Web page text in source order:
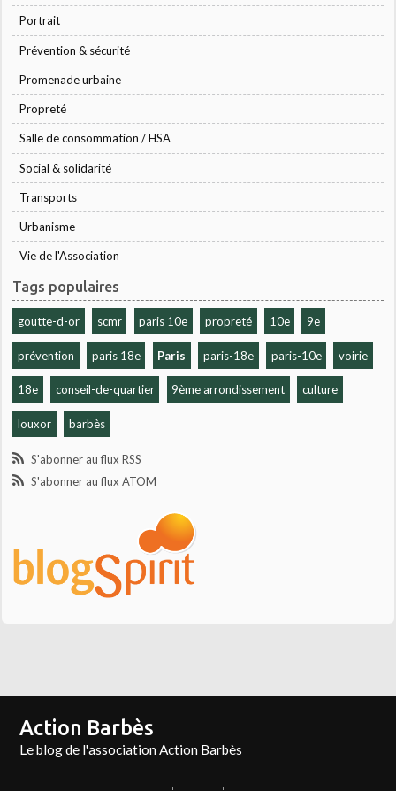
Portrait
Prévention & sécurité
Promenade urbaine
Propreté
Salle de consommation / HSA
Social & solidarité
Transports
Urbanisme
Vie de l'Association
Tags populaires
goutte-d-or scmr paris 10e propreté 10e 9e
prévention paris 18e Paris paris-18e paris-10e voirie
18e conseil-de-quartier 9ème arrondissement culture
louxor barbès
S'abonner au flux RSS
S'abonner au flux ATOM
Action Barbès
Le blog de l'association Action Barbès